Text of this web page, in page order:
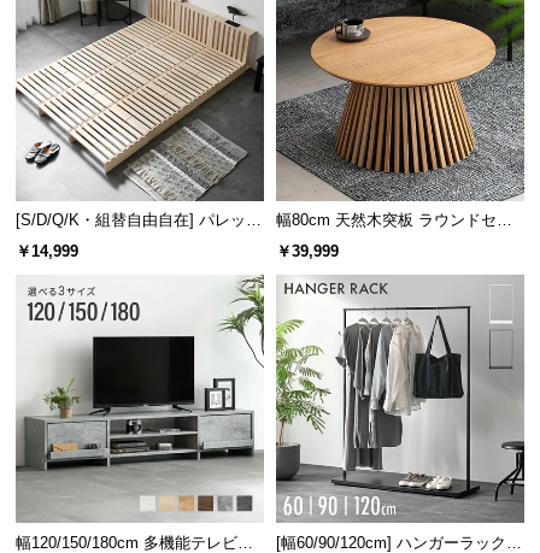
[S/D/Q/K・組替自由自在] パレット
ベッド 8/12/16枚セット
￥14,999
幅80cm 天然木突板 ラウンドセン
ターテーブル 美しい格子デザイン
￥39,999
幅120/150/180cm 多機能テレビボ
[幅60/90/120cm] ハンガーラック